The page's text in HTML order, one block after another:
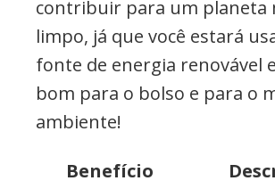
contribuir para um planeta
limpo, já que você estará
fonte de energia renovável
bom para o bolso e para o
ambiente!
Benefício